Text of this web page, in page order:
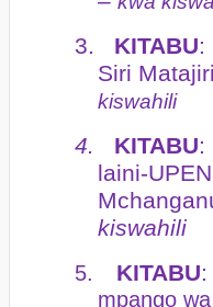
3. KITABU:
Siri
kiswahili
4. KITABU:
laini-
kiswahili
5. KITABU:
mpango